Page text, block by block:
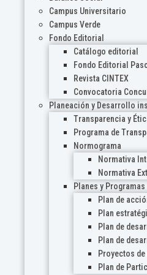
Campus Universitario
Campus Verde
Fondo Editorial
Catálogo editorial
Fondo Editorial
Revista CINTEX
Convocatoria
Planeación y Desarrollo
Transparencia y
Programa de
Normograma
Normativa
Normativa
Planes y Programas
Plan de
Plan
Plan de
Plan de
Proyectos
Plan de